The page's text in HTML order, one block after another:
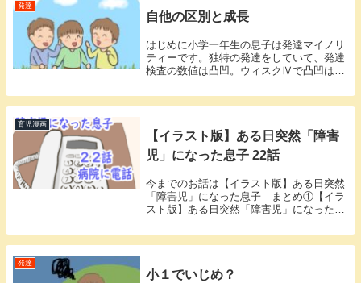
発達
自他の区別と成長
はじめに小学一年生の息子は発達マイノリ
ティーです。独特の発達をしていて、発達
検査の数値は凸凹。ウィスクⅣで凸凹は約
いです。診断名としては自閉症スペクトラ
ムですが、アスペルガーと言った方が伝わ
育児漫画
【イラスト版】ある日突然「障害
児」になった息子 22話
今までのお話は【イラスト版】ある日突然
「障害児」になった息子 まとめ①【イラ
スト版】ある日突然「障害児」になった息
「障害児」になった息子 まとめ③【イラ
スト版】ある日突然「障害児」になった息
発達
小１でいじめ？